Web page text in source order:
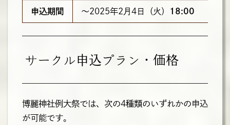
申込期間 ～2025年2月4日（火） 18:00
サークル申込プラン・価格
博麗神社例大祭では、次の4種類のいずれかの申込
が可能です。